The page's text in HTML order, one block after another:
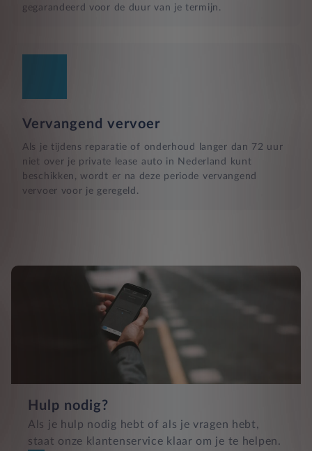
gegarandeerd voor de duur van je termijn.
Vervangend vervoer
Als je tijdens reparatie of onderhoud langer dan 72 uur
niet over je private lease auto in Nederland kunt
beschikken, wordt er na deze periode vervangend
vervoer voor je geregeld.
Hulp nodig?
Als je hulp nodig hebt of als je vragen hebt,
staat onze klantenservice klaar om je te helpen.